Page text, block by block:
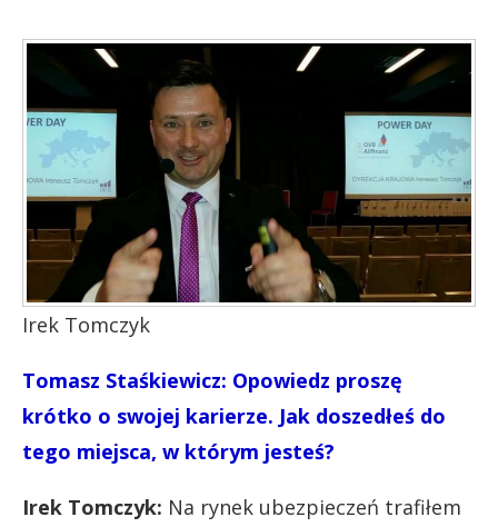
Irek Tomczyk
Tomasz Staśkiewicz: Opowiedz proszę
krótko o swojej karierze. Jak doszedłeś do
tego miejsca, w którym jesteś?
Irek Tomczyk: Na rynek ubezpieczeń trafiłem